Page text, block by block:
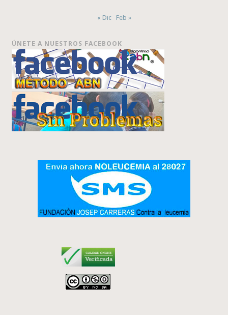
« Dic Feb »
ÚNETE A NUESTROS FACEBOOK